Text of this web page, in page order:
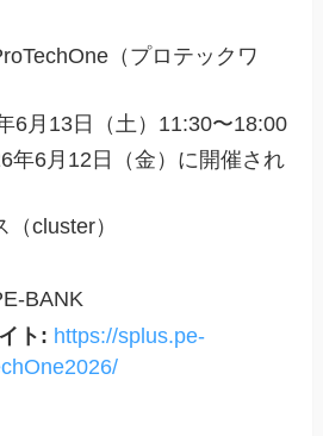
（プロテックワ
6月13日（土）11:30〜18:00
年6月12日（金）に開催され
（cluster）
BANK
ト: https://splus.pe-